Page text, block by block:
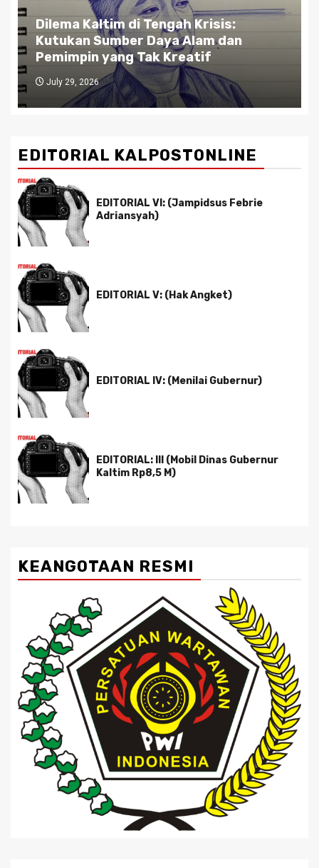
Krisis:
Alam dan
Kreatif
Gubernur Kaltim di
Jalan: Antara Bisnis dan
Antara Etika dan
July 27, 2026
EDITORIAL KALPOSTONLINE
EDITORIAL VI: (Jampidsus Febrie
Adriansyah)
EDITORIAL V: (Hak Angket)
EDITORIAL IV: (Menilai Gubernur)
EDITORIAL: III (Mobil Dinas Gubernur
Kaltim Rp8,5 M)
KEANGOTAAN RESMI